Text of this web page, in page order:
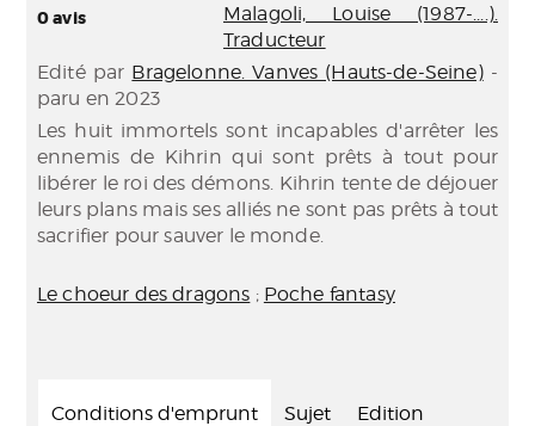
0avis
Malagoli, Louise (1987-....).
Traducteur
Edité par Bragelonne. Vanves (Hauts-de-Seine)-
paru en 2023
Les huit immortels sont incapables d'arrêter les
ennemis de Kihrin qui sont prêts à tout pour
libérer le roi des démons. Kihrin tente de déjouer
leurs plans mais ses alliés ne sont pas prêts à tout
sacrifier pour sauver le monde.
Le choeur des dragons ; Poche fantasy
Conditions d'emprunt Sujet Edition